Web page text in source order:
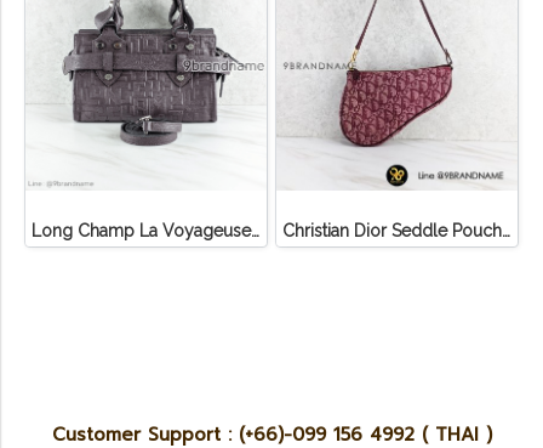
Long Champ La Voyageuse Bag Leather Christian Dior Seddle Pouch Accessory Hand Bag
Customer Support : (+66)-099 156 4992 ( THAI )